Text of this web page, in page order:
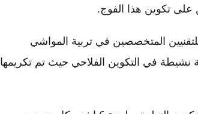
على تكوين هذا الفوج.
المتخصصين في تربية المواشي
نشيطة في التكوين الفلاحي حيث تم تكريمها